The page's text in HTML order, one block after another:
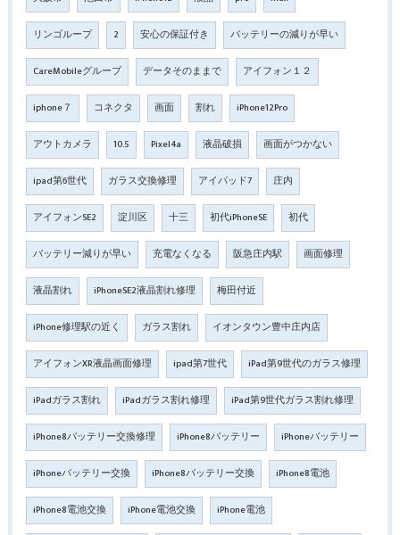
リンゴループ 2 安心の保証付き バッテリーの減りが早い
CareMobileグループ データそのままで アイフォン１２
iphone７ コネクタ 画面 割れ iPhone12Pro
アウトカメラ 10.5 Pixel4a 液晶破損 画面がつかない
ipad第6世代 ガラス交換修理 アイパッド7 庄内
アイフォンSE2 淀川区 十三 初代iPhoneSE 初代
バッテリー減りが早い 充電なくなる 阪急庄内駅 画面修理
液晶割れ iPhoneSE2液晶割れ修理 梅田付近
iPhone修理駅の近く ガラス割れ イオンタウン豊中庄内店
アイフォンXR液晶画面修理 ipad第7世代 iPad第9世代のガラス修理
iPadガラス割れ iPadガラス割れ修理 iPad第9世代ガラス割れ修理
iPhone8バッテリー交換修理 iPhone8バッテリー iPhoneバッテリー
iPhoneバッテリー交換 iPhone8バッテリー交換 iPhone8電池
iPhone8電池交換 iPhone電池交換 iPhone電池